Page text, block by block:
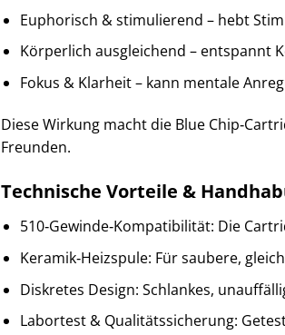
Euphorisch & stimulierend – hebt
Körperlich ausgleichend – entspannt
Fokus & Klarheit – kann mentale
Diese Wirkung macht die Blue
Freunden.
Technische Vorteile &
510‑Gewinde‑Kompatibilität: Die
Keramik‑Heizspule: Für saubere,
Diskretes Design: Schlankes,
Labortest & Qualitätssicherung: